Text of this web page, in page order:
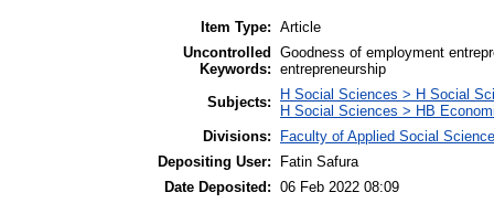
Item Type: Article
Uncontrolled
Keywords:
Goodness of employment
entrepreneurship
Subjects:
H Social Sciences > H Social
H Social Sciences > HB
Divisions:
Faculty of Applied Social
Depositing User:
Fatin Safura
Date Deposited: 06 Feb 2022 08:09